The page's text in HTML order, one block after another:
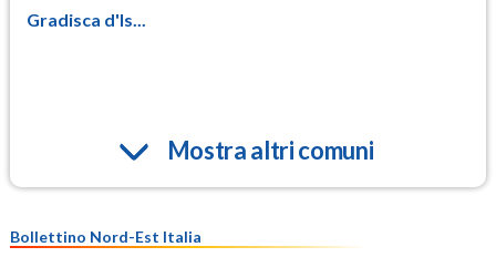
Gradisca d'Is...
Mostra altri comuni
Bollettino Nord-Est Italia